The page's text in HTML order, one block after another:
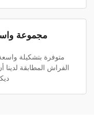
مجموعة
متوفرة بتشكيلة
الفراش المطابقة